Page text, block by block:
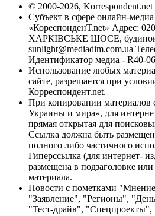
© 2000-2026, Korrespondent.net
Субъект в сфере онлайн-
«КореспонденТ.net» Адрес:
ХАРКІВСЬКЕ ШОСЕ, будинок
sunlight@mediadim.com.ua
Идентификатор медиа - R40-
Использование любых
сайте, разрешается при
Корреспондент.net.
При копировании материалов
Украины и мира», для
прямая открытая для
Ссылка должна быть
полного либо частичного
Гиперссылка (для интернет-
размещена в подзаголовке
материала.
Новости с пометками
"Заявление", "Регионы",
"Тест-драйв",